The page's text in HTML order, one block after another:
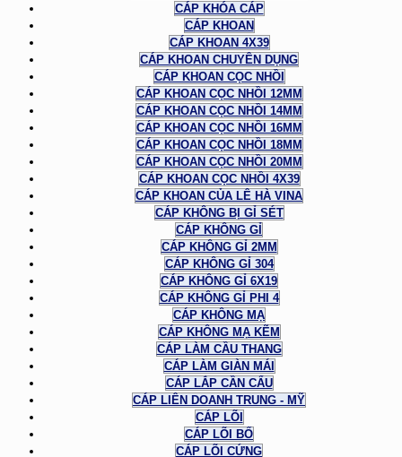
CÁP KHÓA CÁP
CÁP KHOAN
CÁP KHOAN 4X39
CÁP KHOAN CHUYÊN DỤNG
CÁP KHOAN CỌC NHỒI
CÁP KHOAN CỌC NHỒI 12MM
CÁP KHOAN CỌC NHỒI 14MM
CÁP KHOAN CỌC NHỒI 16MM
CÁP KHOAN CỌC NHỒI 18MM
CÁP KHOAN CỌC NHỒI 20MM
CÁP KHOAN CỌC NHỒI 4X39
CÁP KHOAN CỦA LÊ HÀ VINA
CÁP KHÔNG BỊ GỈ SÉT
CÁP KHÔNG GỈ
CÁP KHÔNG GỈ 2MM
CÁP KHÔNG GỈ 304
CÁP KHÔNG GỈ 6X19
CÁP KHÔNG GỈ PHI 4
CÁP KHÔNG MẠ
CÁP KHÔNG MẠ KẼM
CÁP LÀM CẦU THANG
CÁP LÀM GIÀN MÁI
CÁP LẮP CẦN CẨU
CÁP LIÊN DOANH TRUNG - MỸ
CÁP LÕI
CÁP LÕI BỐ
CÁP LÕI CỨNG